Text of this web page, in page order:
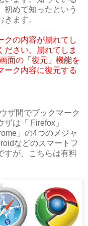
初めて知ったという
ます。
の内容が崩れてし
ださい。崩れてしま
面の「復元」機能を
ーク内容に復元する
ザ間でブックマーク
は「 Firefox」
」の4つのメジャ
などのスマートフ
すが、こちらは有料